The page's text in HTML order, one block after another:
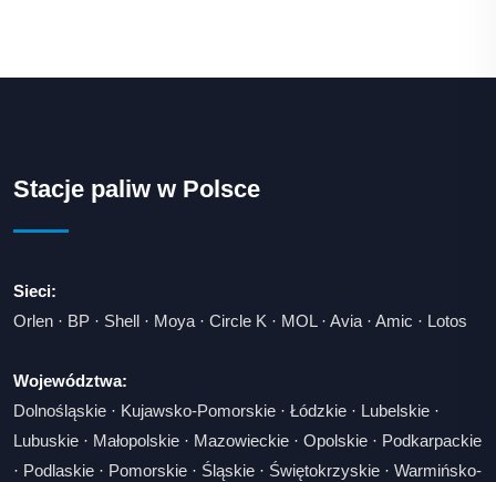
Stacje paliw w Polsce
Sieci:
Orlen · BP · Shell · Moya · Circle K · MOL· Avia · Amic · Lotos
Województwa:
Dolnośląskie · Kujawsko-Pomorskie · Łódzkie · Lubelskie ·
Lubuskie · Małopolskie · Mazowieckie · Opolskie · Podkarpackie
· Podlaskie · Pomorskie · Śląskie · Świętokrzyskie · Warmińsko-